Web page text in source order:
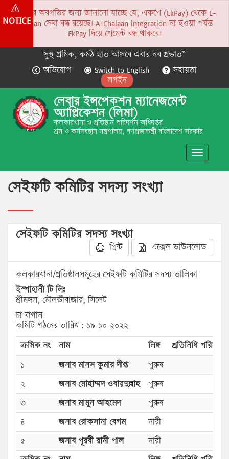
NOTICE
সকলের অবগতির জন্য জানানো যাচ্ছে যে, একপে (EkPay) থেকে E-
Chalaan সেবা বন্ধ রয়েছে। A-Chalaan integration না হওয়া পর্যন্ত
EkPay দিয়ে পেমেন্ট বন্ধ থাকবে।
সুস্থ শ্রমিক, কর্মঠ হাত আসবে এবার নব প্রভাত”
অভিযোগ
Switch to English
সহায়তা
লগইন
লেবার ইন্সপেকশন ম্যানেজমেন্ট
অ্যাপ্লিকেশন (লিমা)
কলকারখানা ও প্রতিষ্ঠান পরিদর্শন অধিদপ্তর
শ্রম ও কর্মসংস্থান মন্ত্রণালয়, গণপ্রজাতন্ত্রী বাংলাদেশ সরকার
Toggle
সেইফটি কমিটির সদস্য সংখ্যা
সেইফটি কমিটির সদস্য সংখ্যা
প্রিন্ট এক্সেল ডাউনলোড
কলকারখানা/প্রতিষ্ঠানসমূহের সেইফটি কমিটির সদস্য তালিকা
ইস্পাহানী টি লিঃ
শ্রীমঙ্গল, মৌলভীবাজার, সিলেট
চা বাগান
কমিটি গঠনের তারিখ : ১৯-১০-২০২২
ক্রমিক নং
নাম লিঙ্গ
প্রতিনিধি
১
জনাব মানস কুমার দীপ্ত
পুরুষ
২
জনাব মোহাম্মদ ওবায়দুল্লাহ
পুরুষ
৩
জনাব মামুন আহমেদ
পুরুষ
৪
জনাব রোকসানা বেগম
নারী
৫
জনাব পূরবী রানী পাল
নারী